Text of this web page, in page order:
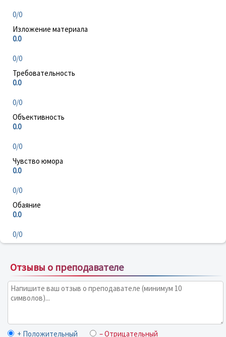
0/0
Изложение материала
0.0
0/0
Требовательность
0.0
0/0
Объективность
0.0
0/0
Чувство юмора
0.0
0/0
Обаяние
0.0
0/0
Отзывы о преподавателе
+ Положительный – Отрицательный